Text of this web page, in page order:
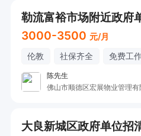
勒流富裕市场附近政府
3000-3500 元/月
伦教 社保齐全 免费工
陈先生
佛山市顺德区宏展物业管理有